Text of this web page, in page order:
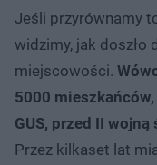
Jeśli przyrównamy
widzimy, jak doszło
miejscowości.
5000
GUS, przed II
Przez kilkaset lat